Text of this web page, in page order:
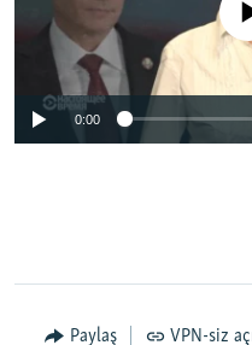
No media
0:00
Paylaş VPN-siz